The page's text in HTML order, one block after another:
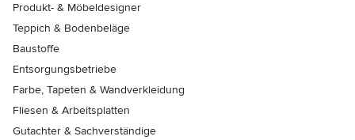
Produkt- & Möbeldesigner
Teppich & Bodenbeläge
Baustoffe
Entsorgungsbetriebe
Farbe, Tapeten & Wandverkleidung
Fliesen & Arbeitsplatten
Gutachter & Sachverständige